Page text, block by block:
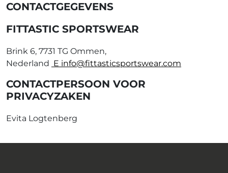
CONTACTGEGEVENS
FITTASTIC SPORTSWEAR
Brink 6, 7731 TG Ommen,
Nederland E info@fittasticsportswear.com
CONTACTPERSOON VOOR
PRIVACYZAKEN
Evita Logtenberg